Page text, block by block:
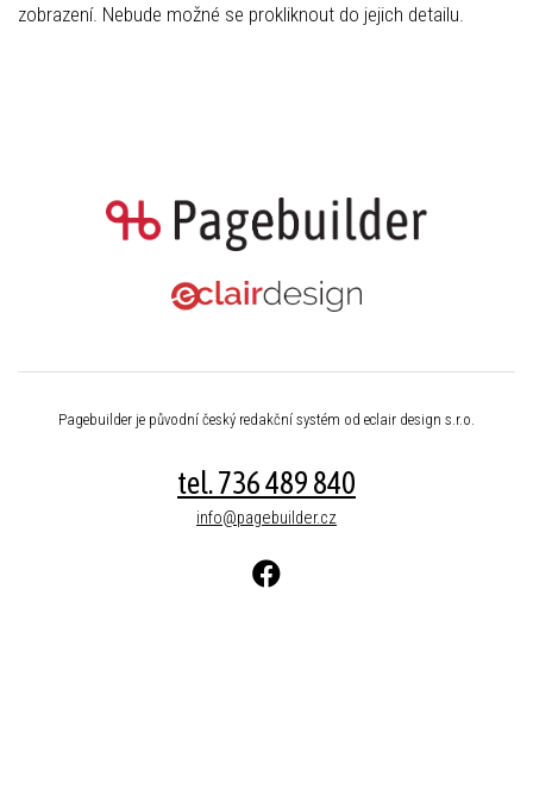
zobrazení. Nebude možné se prokliknout do jejich detailu.
Pagebuilder je původní český redakční systém od eclair design s.r.o.
tel. 736 489 840
info@pagebuilder.cz